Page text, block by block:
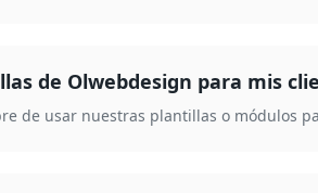
de Olwebdesign para mis
de usar nuestras plantillas o módulos